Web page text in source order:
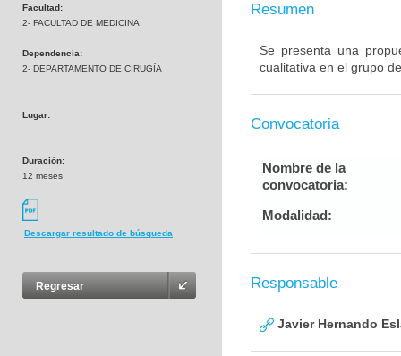
Facultad:
2- FACULTAD DE MEDICINA
Dependencia:
2- DEPARTAMENTO DE CIRUGÍA
Lugar:
---
Duración:
12 meses
Descargar resultado de búsqueda
Regresar
Resumen
Se presenta una
cualitativa en el grupo
Convocatoria
Nombre de la
convocatoria:
Modalidad:
Responsable
Javier Hernando